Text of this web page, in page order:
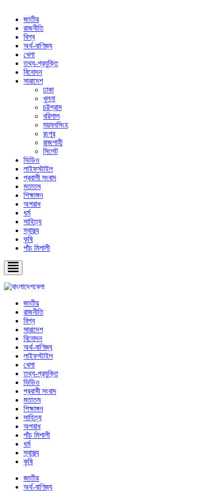
জাতীয়
রাজনীতি
বিশ্ব
অর্থ-বাণিজ্য
খেলা
তথ্য-প্রযুক্তি
বিনোদন
সারাদেশ
ঢাকা
খুলনা
চট্টগ্রাম
বরিশাল
ময়মনসিংহ
রংপুর
রাজশাহী
সিলেট
ভিডিও
লাইফস্টাইল
প্রবাসী সংবাদ
মতাতম
শিক্ষাঙ্গন
অপরাধ
ধর্ম
সাহিত্য
স্বাস্থ্য
কৃষি
পাঁচ মিশালী
জাতীয়
রাজনীতি
বিশ্ব
সারাদেশ
বিনোদন
অর্থ-বাণিজ্য
লাইফস্টাইল
খেলা
তথ্য-প্রযুক্তি
ভিডিও
প্রবাসী সংবাদ
মতাতম
শিক্ষাঙ্গন
সাহিত্য
অপরাধ
পাঁচ মিশালী
ধর্ম
স্বাস্থ্য
কৃষি
জাতীয়
অর্থ-বাণিজ্য